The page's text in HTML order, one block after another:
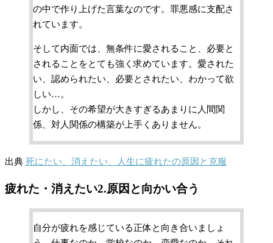
の中で作り上げた言葉なのです。罪悪感に支配さ
れています。
そして内面では、無条件に愛されること、必要と
されることをとても強く求めています。愛された
い、認められたい、必要とされたい、わかって欲
しい…。
しかし、その希望が大きすぎるあまりに人間関
係、対人関係の構築が上手くありません。
出典 死にたい、消えたい、人生に疲れたの原因と克服
疲れた・消えたい2.原因と向かい合う
自分が疲れを感じている正体と向き合いましょ